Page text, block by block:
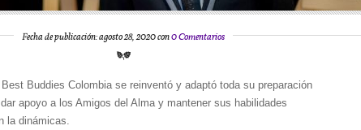
Fecha de publicación: agosto 28, 2020 con0 Comentarios
Buddies Colombia se reinventó y adaptó toda su preparación
apoyo a los Amigos del Alma y mantener sus habilidades
la dinámicas.